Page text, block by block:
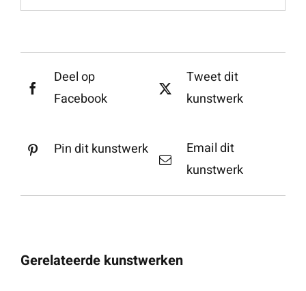
Deel op
Facebook
Tweet dit
kunstwerk
Pin dit kunstwerk
Email dit
kunstwerk
Gerelateerde kunstwerken